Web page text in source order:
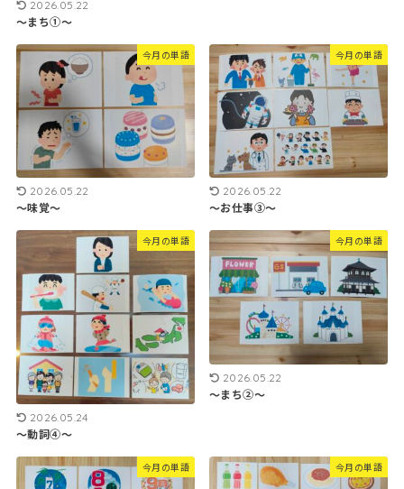
2026.05.22
～まち①～
今月の単語
2026.05.22
～味覚～
今月の単語
2026.05.22
～お仕事③～
今月の単語
2026.05.24
～動詞④～
今月の単語
2026.05.22
～まち②～
今月の単語 今月の単語